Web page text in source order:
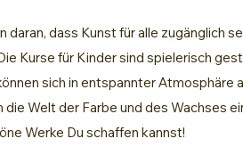
dass Kunst für alle zugänglich
Kurse für Kinder sind spielerisch
sich in entspannter Atmosphäre
Welt der Farbe und des Wachses
Werke Du schaffen kannst!